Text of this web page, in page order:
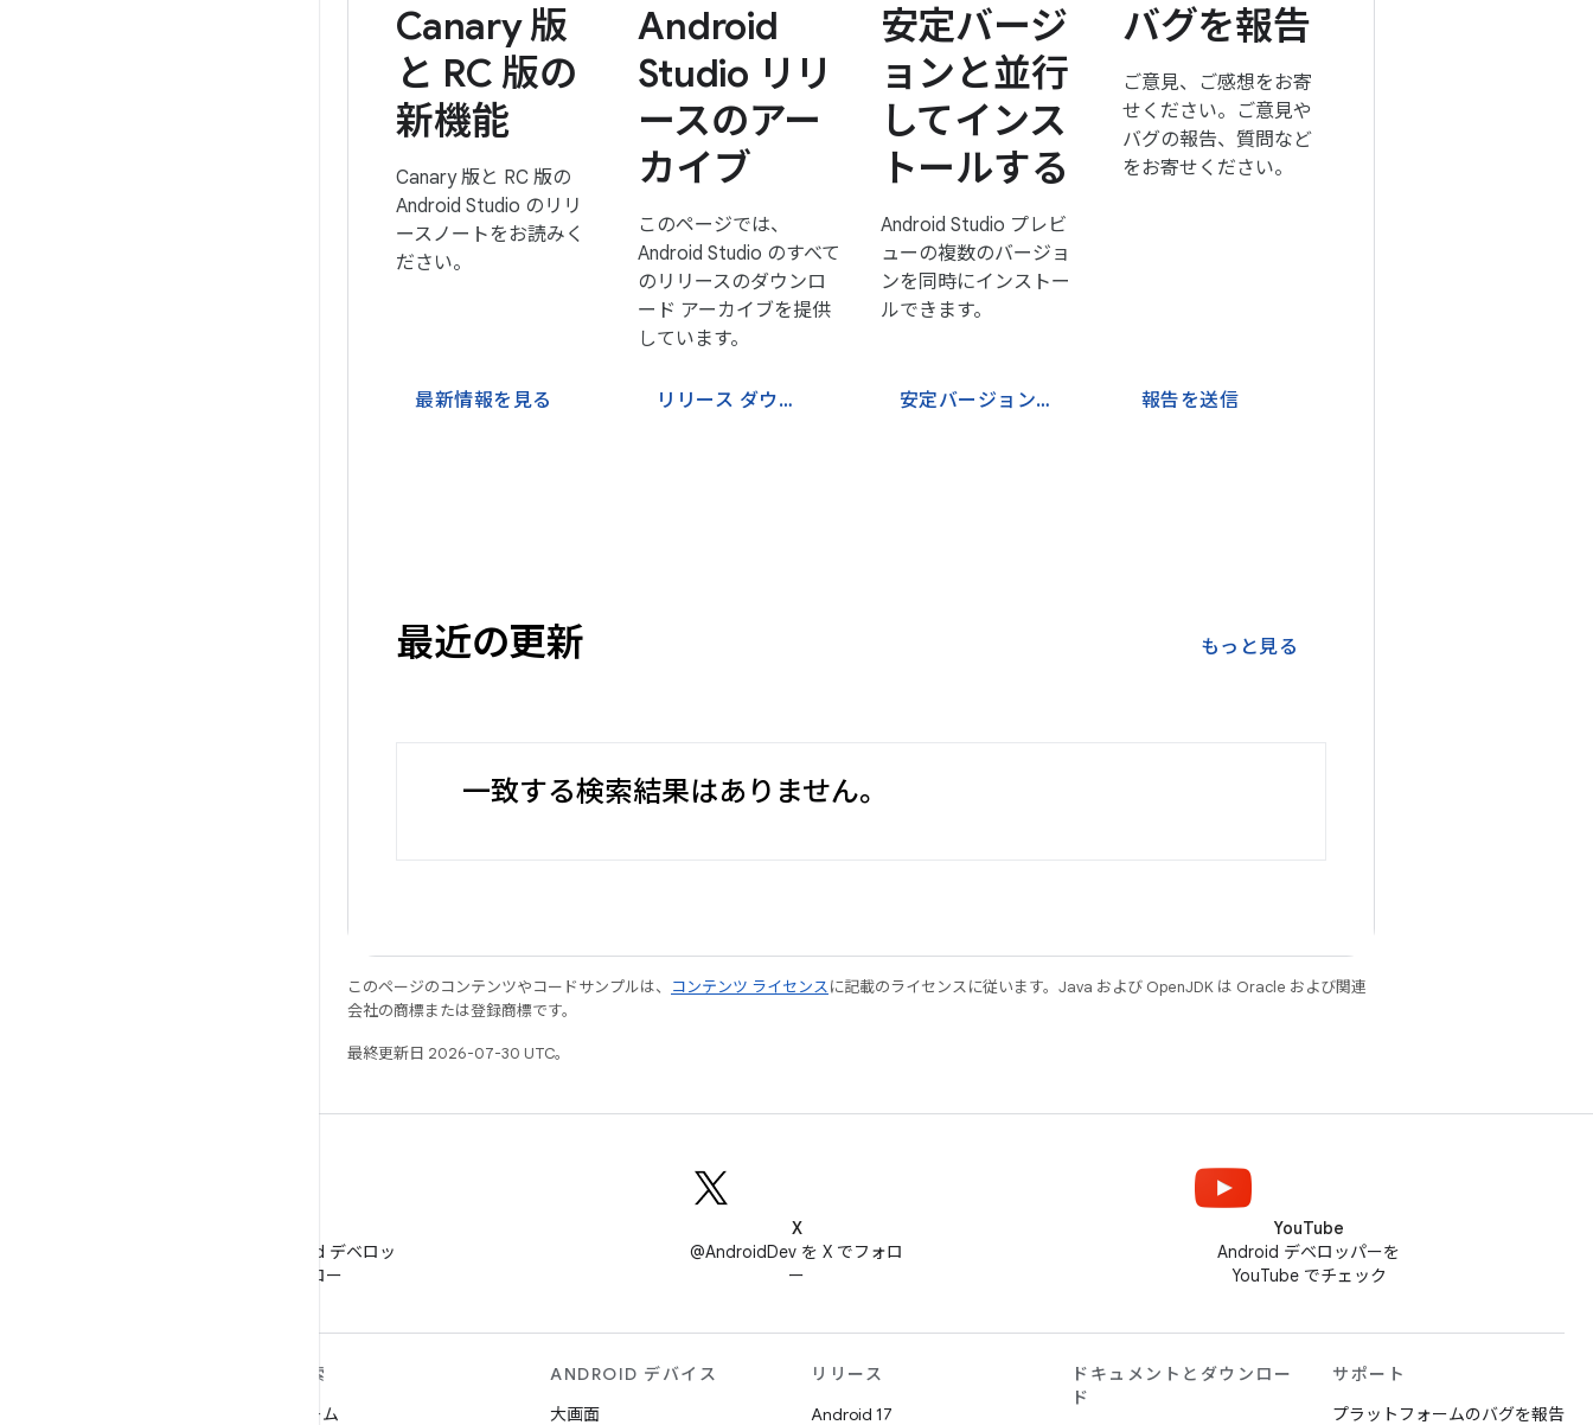
Canary 版
と RC 版の
新機能
Canary 版と RC 版の
Android Studio のリリ
ースノートをお読みく
ださい。
最新情報を見る
Android
Studio リリ
ースのアー
カイブ
このページでは、
Android Studio のすべて
のリリースのダウンロ
ード アーカイブを提供
しています。
リリース ダウンロードに移動
安定バージ
ョンと並行
してインス
トールする
Android Studio プレビ
ューの複数のバージョ
ンを同時にインストー
ルできます。
安定バージョンと並行してインストールする
バグを報告
ご意見、ご感想をお寄
せください。ご意見や
バグの報告、質問など
をお寄せください。
報告を送信
最近の更新 もっと見る
一致する検索結果はありません。
このページのコンテンツやコードサンプルは、 コンテンツ ライセンスに記載のライセンスに従います。Java および OpenJDK は Oracle および関連
会社の商標または登録商標です。
最終更新日 2026-07-30 UTC。
WeChat で Android デベロッ
パーをフォロー
X
@AndroidDev を X でフォロ
ー
YouTube
Android デベロッパーを
YouTube でチェック
探索
ゲーム
ANDROID デバイス
大画面
リリース
Android 17
ドキュメントとダウンロー
ド
サポート
プラットフォームのバグを報告